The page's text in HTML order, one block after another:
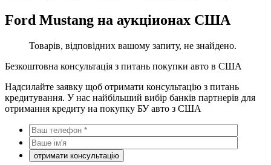
Ford Mustang на аукціионах США
Товарів, відповідних вашому запиту, не знайдено.
Безкоштовна консультація з питань покупки авто в США
Надсилайте заявку щоб отримати консультацію з питань
кредитування. У нас найбільший вибір банків партнерів для
отримання кредиту на покупку БУ авто з США